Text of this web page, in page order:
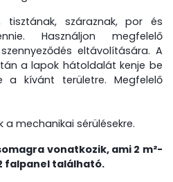
tisztának, száraznak, por és
Használjon megfelelő
eltávolítására. A
a lapok hátoldalát kenje be
a kívánt területre. Megfelelő
a mechanikai sérülésekre.
vonatkozik, ami 2 m²-
falpanel található.